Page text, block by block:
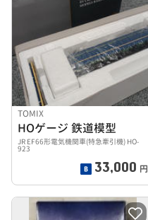
TOMIX
HOゲージ 鉄道模型
JR EF66形電気機関車(特急牽引機) HO-
923
33,000 円